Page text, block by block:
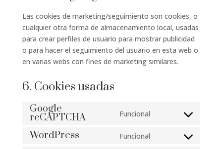
Las cookies de marketing/seguimiento son cookies, o
cualquier otra forma de almacenamiento local, usadas
para crear perfiles de usuario para mostrar publicidad
o para hacer el seguimiento del usuario en esta web o
en varias webs con fines de marketing similares.
6. Cookies usadas
Google
reCAPTCHA Funcional
WordPress Funcional